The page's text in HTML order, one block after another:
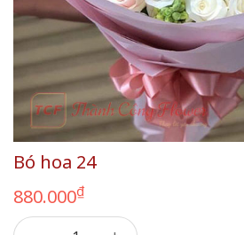
Bó hoa 24
880.000₫
Bó hoa 24 số lượng